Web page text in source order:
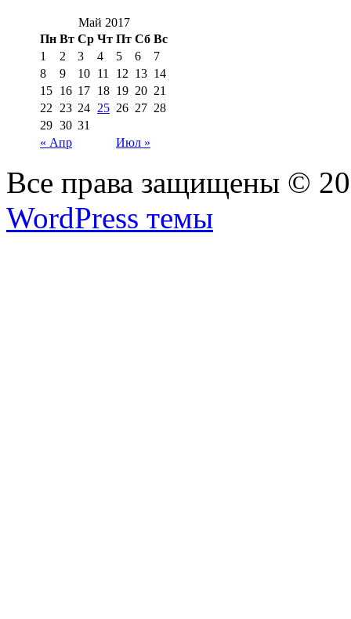
Май 2017
Пн Вт Ср Чт Пт Сб Вс
« Апр Июл »
1 2 3 4 5 6
7
8
9 10 11 12 13 14
15 16 17 18 19 20 21
22
23 24 25 26 27 28
29 30 31
Все права защищены ©
WordPress темы